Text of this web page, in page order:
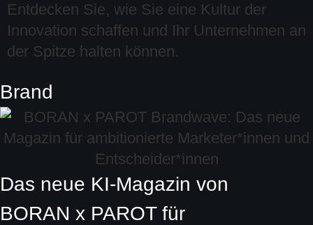
Entdecken Sie, wie Sie eine Kultur der
Innovation schaffen und Ihr Unternehmen an
der Spitze halten können.
Brand
Das neue KI-Magazin von
BORAN x PAROTfür